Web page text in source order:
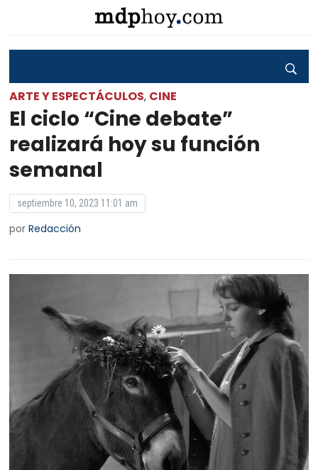
ARTE Y ESPECTÁCULOS, CINE
El ciclo “Cine debate”
realizará hoy su función
semanal
septiembre 10, 2023 11:01 am
porRedacción